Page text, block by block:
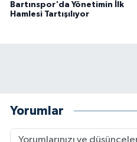
Bartınspor'da Yönetimin İlk
Hamlesi Tartışılıyor
Yorumlar